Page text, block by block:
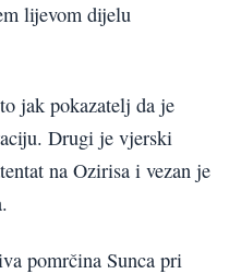
lijevom dijelu
jak pokazatelj da je
Drugi je vjerski
na Ozirisa i vezan je
pomrčina Sunca pri